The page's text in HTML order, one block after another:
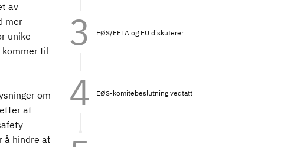
av
mer
unike
kommer til
om
at
å hindre at
EØS/EFTA og EU diskuterer
EØS-komitebeslutning vedtatt